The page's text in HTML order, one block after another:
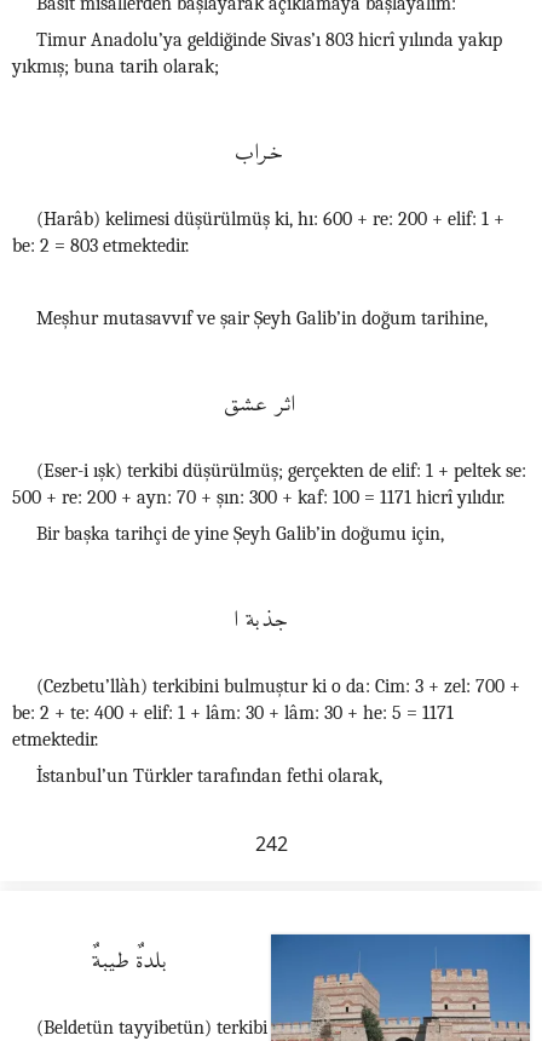
Timur Anadolu’ya geldiğinde Sivas’ı 803 hicrî yılında yakıp
yıkmış; buna tarih olarak;
خراب
(Harâb) kelimesi düşürülmüş ki, hı: 600 + re: 200 + elif: 1 +
be: 2 = 803 etmektedir.
Meşhur mutasavvıf ve şair Şeyh Galib’in doğum tarihine,
اثر عشق
(Eser-i ışk) terkibi düşürülmüş; gerçekten de elif: 1 + peltek se:
500 + re: 200 + ayn: 70 + şın: 300 + kaf: 100 = 1171 hicrî yılıdır.
Bir başka tarihçi de yine Şeyh Galib’in doğumu için,
جذبة ا
(Cezbetu’llàh) terkibini bulmuştur ki o da: Cim: 3 + zel: 700 +
be: 2 + te: 400 + elif: 1 + lâm: 30 + lâm: 30 + he: 5 = 1171
etmektedir.
İstanbul’un Türkler tarafından fethi olarak,
242
بلدةٌ طيبةٌ
(Beldetün tayyibetün) terkibi